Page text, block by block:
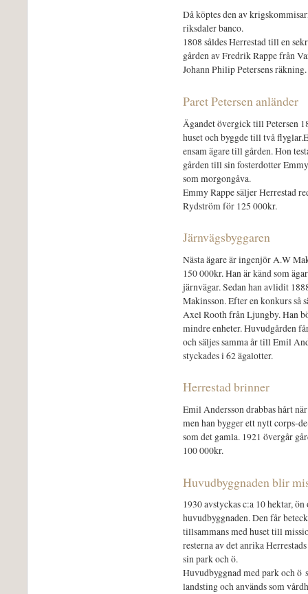
Då köptes den av
riksdaler banco.
1808 såldes Herrestad till en
gården av Fredrik Rappe från
Johann Philip Petersens räkning.
Paret Petersen anländer
Ägandet övergick till Petersen
huset och byggde till två
ensam ägare till gården. Hon
gården till sin fosterdotter
som morgongåva.
Emmy Rappe säljer Herrestad
Rydström för 125 000kr.
Järnvägsbyggaren
Nästa ägare är ingenjör A.W
150 000kr. Han är känd som
järnvägar. Sedan han avlidit
Makinsson. Efter en konkurs så
Axel Rooth från Ljungby. Han
mindre enheter. Huvudgården
och säljes samma år till Emil
styckades i 62 ägalotter.
Herrestad brinner
Emil Andersson drabbas hårt
men han bygger ett nytt corps-
som det gamla. 1921 övergår
100 000kr.
Huvudbyggnaden blir
1930 avstyckas c:a 10 hektar,
huvudbyggnaden. Den får
tillsammans med huset till
resterna av det anrika
sin park och ö.
Huvudbyggnad med park och
landsting och används som